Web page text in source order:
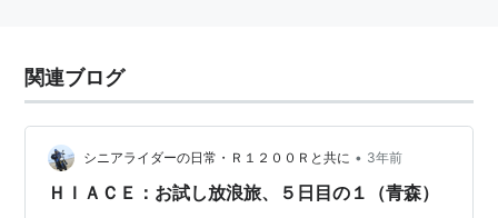
関連ブログ
シニアライダーの日常・Ｒ１２００Ｒと共に • 3年前
ＨＩＡＣＥ：お試し放浪旅、５日目の１（青森）